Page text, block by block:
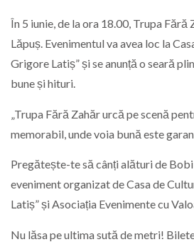
În 5 iunie, de la ora 18.00, Trupa Fără
Lăpuș. Evenimentul va avea loc la
Grigore Latiș” și se anunță o seară
bune și hituri.
„Trupa Fără Zahăr urcă pe scenă
memorabil, unde voia bună este
​Pregătește-te să cânți alături de
eveniment organizat de Casa de
Latiș” și Asociația Evenimente cu
​Nu lăsa pe ultima sută de metri!